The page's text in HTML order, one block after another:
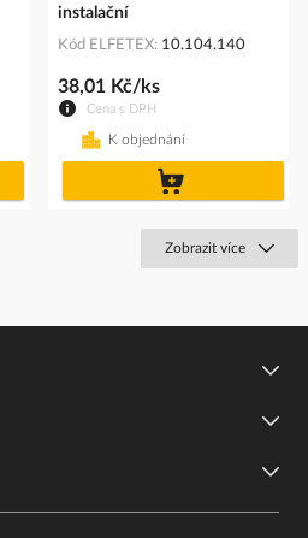
instalační
Kód ELFETEX 10.104.140
Cena s DPH
38,01 Kč/ks
K objednání
Zobrazit více